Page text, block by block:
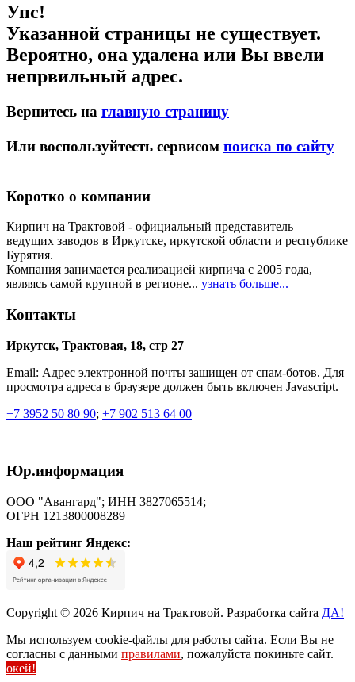
Упс!
Указанной страницы не существует.
Вероятно, она удалена или Вы ввели
непрвильный адрес.
Вернитесь на главную страницу
Или воспользуйтесть сервисом поиска по сайту
Коротко о компании
Кирпич на Трактовой - официальный представитель
ведущих заводов в Иркутске, иркутской области и республике
Бурятия.
Компания занимается реализацией кирпича с 2005 года,
являясь самой крупной в регионе... узнать больше...
Контакты
Иркутск, Трактовая, 18, стр 27
Email: Адрес электронной почты защищен от спам-ботов. Для
просмотра адреса в браузере должен быть включен Javascript.
+7 3952 50 80 90; +7 902 513 64 00
Юр.информация
ООО "Авангард"; ИНН 3827065514;
ОГРН 1213800008289
Наш рейтинг Яндекс:
Copyright © 2026 Кирпич на Трактовой. Разработка сайта ДА!
Мы используем cookie-файлы для работы сайта. Если Вы не
согласны с данными правилами, пожалуйста покиньте сайт.
окей!